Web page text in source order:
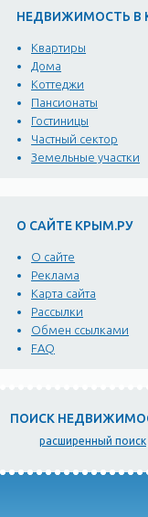
НЕДВИЖИМОСТЬ В
Квартиры
Дома
Коттеджи
Пансионаты
Гостиницы
Частный сектор
Земельные участки
О САЙТЕ КРЫМ.РУ
О сайте
Реклама
Карта сайта
Рассылки
Обмен ссылками
FAQ
ПОИСК
расширенный поиск